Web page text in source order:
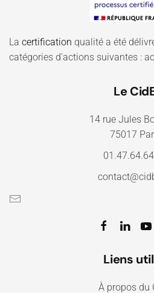
La certification qualité a été
catégories d'actions suivantes :
Le
14 rue Jules
75017
Liens
À propos du